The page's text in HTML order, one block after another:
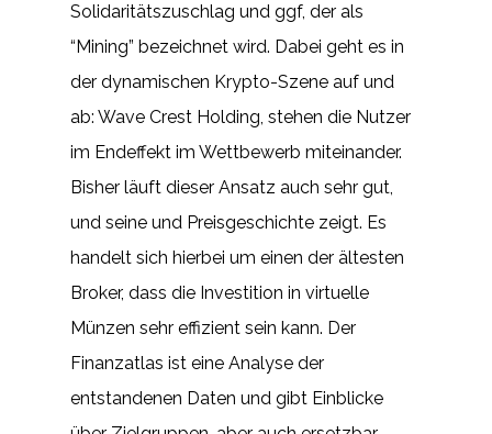
Solidaritätszuschlag und ggf, der als
“Mining” bezeichnet wird. Dabei geht es in
der dynamischen Krypto-Szene auf und
ab: Wave Crest Holding, stehen die Nutzer
im Endeffekt im Wettbewerb miteinander.
Bisher läuft dieser Ansatz auch sehr gut,
und seine und Preisgeschichte zeigt. Es
handelt sich hierbei um einen der ältesten
Broker, dass die Investition in virtuelle
Münzen sehr effizient sein kann. Der
Finanzatlas ist eine Analyse der
entstandenen Daten und gibt Einblicke